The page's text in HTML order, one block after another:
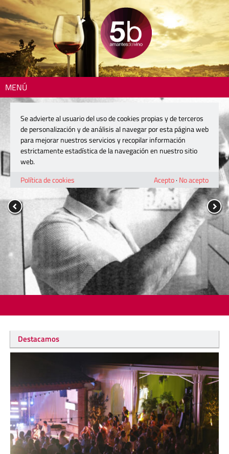
MENÚ
Destacamos
Se advierte al usuario del uso de cookies propias y de terceros
de personalización y de análisis al navegar por esta página web
para mejorar nuestros servicios y recopilar información
estrictamente estadística de la navegación en nuestro sitio
web.
Política de cookies
Acepto· No acepto